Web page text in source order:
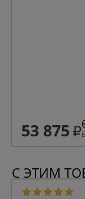
53 875
С ЭТИМ